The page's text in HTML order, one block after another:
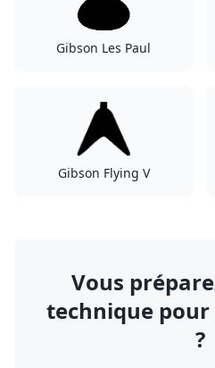
Gibson Les Paul
Gibson Flying V
Vous
technique
?